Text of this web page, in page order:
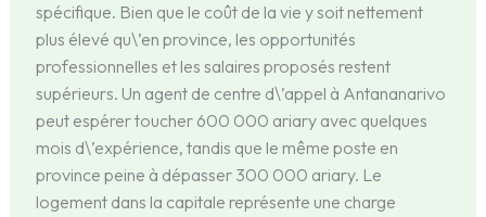
spécifique. Bien que le coût de la vie y soit nettement
plus élevé qu\’en province, les opportunités
professionnelles et les salaires proposés restent
supérieurs. Un agent de centre d\’appel à Antananarivo
peut espérer toucher 600 000 ariary avec quelques
mois d\’expérience, tandis que le même poste en
province peine à dépasser 300 000 ariary. Le
logement dans la capitale représente une charge